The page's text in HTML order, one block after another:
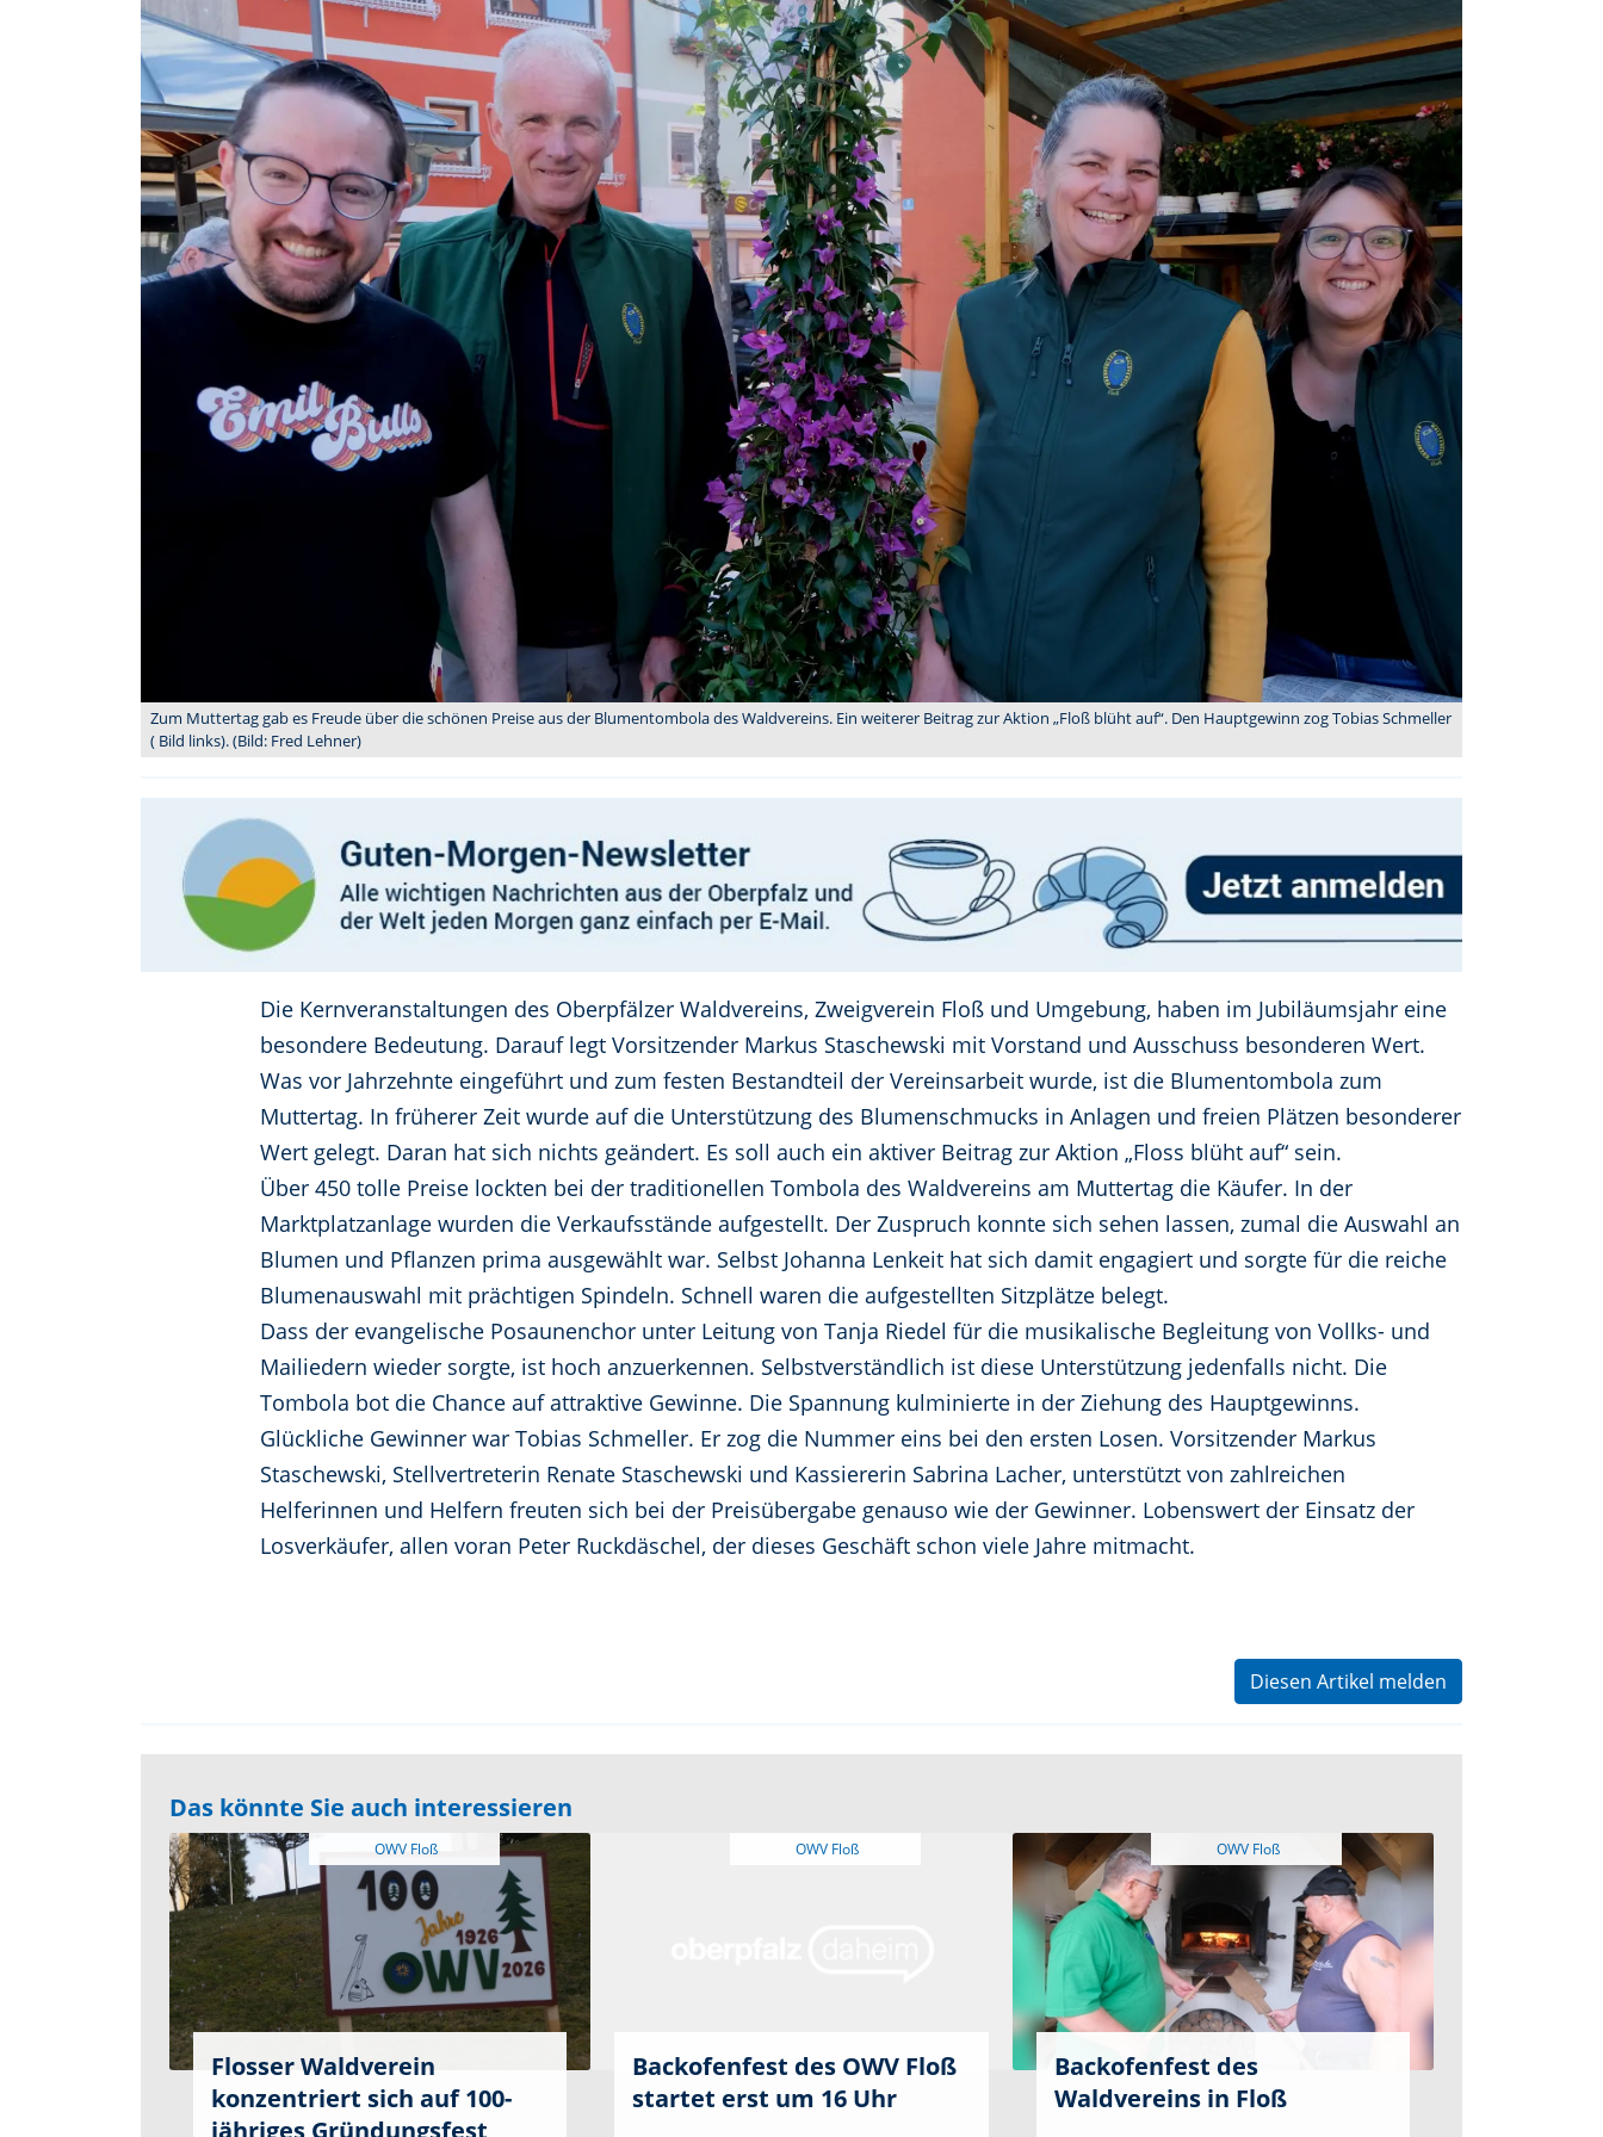
Zum Muttertag gab es Freude über die schönen Preise aus der Blumentombola des Waldvereins. Ein weiterer Beitrag zur Aktion „Floß blüht auf“. Den Hauptgewinn zog Tobias Schmeller
( Bild links). (Bild: Fred Lehner)
Die Kernveranstaltungen des Oberpfälzer Waldvereins, Zweigverein Floß und Umgebung, haben im Jubiläumsjahr eine
besondere Bedeutung. Darauf legt Vorsitzender Markus Staschewski mit Vorstand und Ausschuss besonderen Wert.
Was vor Jahrzehnte eingeführt und zum festen Bestandteil der Vereinsarbeit wurde, ist die Blumentombola zum
Muttertag. In früherer Zeit wurde auf die Unterstützung des Blumenschmucks in Anlagen und freien Plätzen besonderer
Wert gelegt. Daran hat sich nichts geändert. Es soll auch ein aktiver Beitrag zur Aktion „Floss blüht auf“ sein.
Über 450 tolle Preise lockten bei der traditionellen Tombola des Waldvereins am Muttertag die Käufer. In der
Marktplatzanlage wurden die Verkaufsstände aufgestellt. Der Zuspruch konnte sich sehen lassen, zumal die Auswahl an
Blumen und Pflanzen prima ausgewählt war. Selbst Johanna Lenkeit hat sich damit engagiert und sorgte für die reiche
Blumenauswahl mit prächtigen Spindeln. Schnell waren die aufgestellten Sitzplätze belegt.
Dass der evangelische Posaunenchor unter Leitung von Tanja Riedel für die musikalische Begleitung von Vollks- und
Mailiedern wieder sorgte, ist hoch anzuerkennen. Selbstverständlich ist diese Unterstützung jedenfalls nicht. Die
Tombola bot die Chance auf attraktive Gewinne. Die Spannung kulminierte in der Ziehung des Hauptgewinns.
Glückliche Gewinner war Tobias Schmeller. Er zog die Nummer eins bei den ersten Losen. Vorsitzender Markus
Staschewski, Stellvertreterin Renate Staschewski und Kassiererin Sabrina Lacher, unterstützt von zahlreichen
Helferinnen und Helfern freuten sich bei der Preisübergabe genauso wie der Gewinner. Lobenswert der Einsatz der
Losverkäufer, allen voran Peter Ruckdäschel, der dieses Geschäft schon viele Jahre mitmacht.
Diesen Artikel melden
Das könnte Sie auch interessieren
OWV Floß
Flosser Waldverein
konzentriert sich auf 100-
jähriges Gründungsfest
OWV Floß
Backofenfest des OWV Floß
startet erst um 16 Uhr
Backofenfest des
Waldvereins in Floß